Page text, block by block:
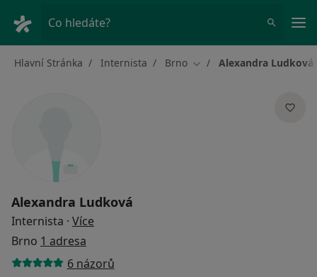
Co hledáte?
Hlavní Stránka Internista Brno Změna města
Alexandra Ludková
Alexandra Ludková
Internista · Více
Brno 1 adresa
6 názorů